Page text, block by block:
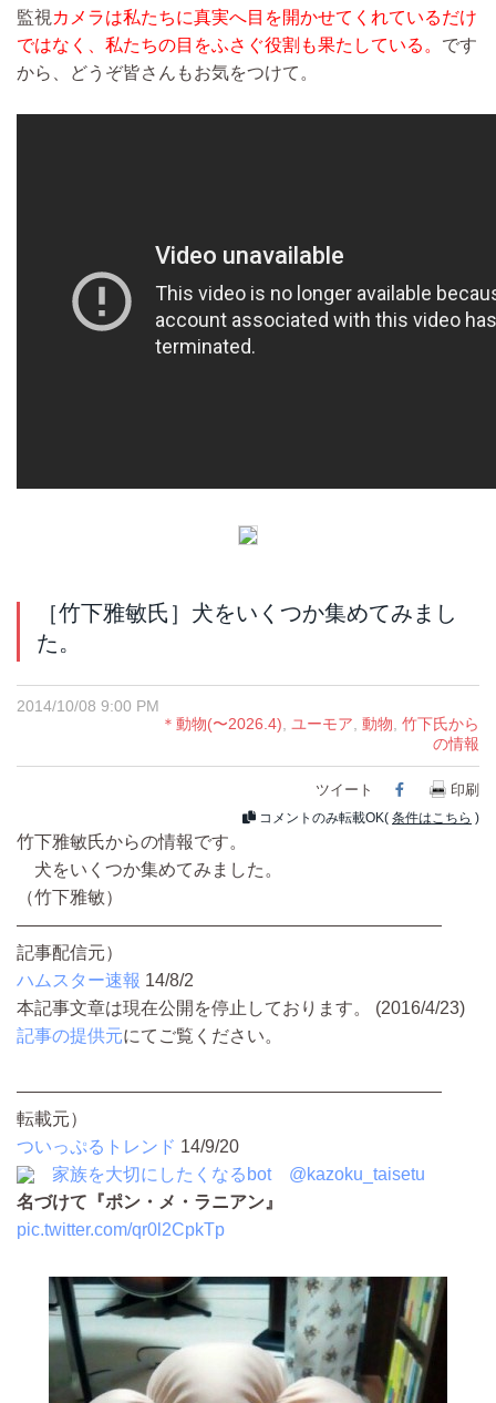
監視 カメラは私たちに真実へ目を開かせてくれているだけ
ではなく、私たちの目をふさぐ役割も果たしている。 です
から、どうぞ皆さんもお気をつけて。
［竹下雅敏氏］犬をいくつか集めてみまし
た。
2014/10/08 9:00 PM
＊動物(〜2026.4)
ユーモア 動物 竹下氏から
の情報
ツイート Facebook
印刷
コメントのみ転載OK( 条件はこちら )
竹下雅敏氏からの情報です。
犬をいくつか集めてみました。
（竹下雅敏）
————————————————————————
記事配信元）
ハムスター速報 14/8/2
本記事文章は現在公開を停止しております。 (2016/4/23)
記事の提供元にてご覧ください。
————————————————————————
転載元）
ついっぷるトレンド 14/9/20
家族を大切にしたくなるbot
@kazoku_taisetu
名づけて『ポン・メ・ラニアン』
pic.twitter.com/qr0l2CpkTp